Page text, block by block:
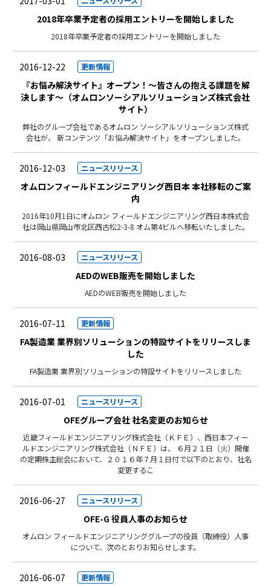
2018年卒業予定者の採用エントリーを開始しました
2018年卒業予定者の採用エントリーを開始しました
2016-12-22 更新情報
『お悩み解決サイト』オープン！～皆さんの抱える課題を解
決します～（オムロンソーシアルソリューションズ株式会社
サイト）
弊社のグループ会社であるオムロン ソーシアルソリューションズ株式
会社が、 新コンテンツ「お悩み解決サイト」をオープンしました。
2016-12-03 ニュースリリース
オムロンフィールドエンジニアリング西日本 本社移転のご案
内
2016年10月1日にオムロン フィールドエンジニアリング西日本株式会
社は岡山県岡山市北区西古松2-3-8 オム第4ビルへ移転いたしました。
2016-08-03 ニュースリリース
AEDのWEB販売を開始しました
AEDのWEB販売を開始しました
2016-07-11 更新情報
FA製造業 業界別ソリューションの特設サイトをリリースしま
した
FA製造業 業界別ソリューションの特設サイトをリリースしました
2016-07-01 ニュースリリース
OFEグループ会社 社名変更のお知らせ
近畿フィールドエンジニアリング株式会社（ＫＦＥ）、西日本フィー
ルドエンジニアリング株式会社（ＮＦＥ）は、 ６月２１日（火）開催
の定期株主総会において、２０１６年７月１日付で以下のとおり、社名
変更するこ
2016-06-27 ニュースリリース
OFE-G 役員人事のお知らせ
オムロン フィールドエンジニアリンググループの役員（取締役）人事
について、次のとおりお知らせします。
2016-06-07 更新情報